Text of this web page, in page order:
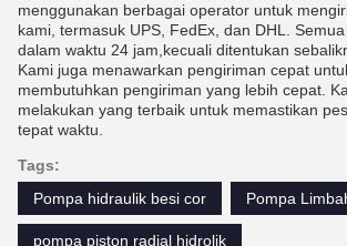
menggunakan berbagai operator untuk
kami, termasuk UPS, FedEx, dan DHL.
dalam waktu 24 jam,kecuali ditentukan
Kami juga menawarkan pengiriman cepat
membutuhkan pengiriman yang lebih cepat.
melakukan yang terbaik untuk memastikan
tepat waktu.
Tags:
Pompa hidraulik besi cor
Pompa
pompa piston radial hidrolik